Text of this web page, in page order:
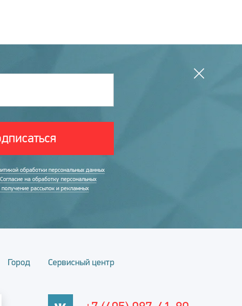
обработки персональных данных
Согласие на обработку персональных
получение рассылок и рекламных
Город Сервисный центр